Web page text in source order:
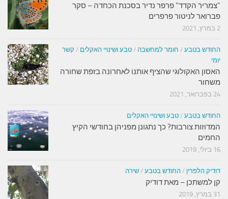
"צמריר הקדד" פרפר נדיר בסכנת הכחדה – סקר
פברואר לניטור פרפרים
2 במרץ, 2021
החודש בטבע / חומר למחשבה / טבע ושינויי האקלים / קשר
יומי
האסון האקולוגי שהציף אותנו לאחרונה בזפת שחורה
משחור
24 בפברואר, 2021
החודש בטבע / טבע ושינויי האקלים
המדוזות צורבות? כך נתגונן מפניהן בחודשי הקיץ
החמים
16 ביולי, 2019
דודיק הלפרין / החודש בטבע / שירה
קן למשתכן – מאת דודיק
31 במרץ, 2019